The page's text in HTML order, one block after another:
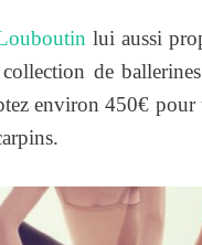
lui aussi
de
environ 450€ pour